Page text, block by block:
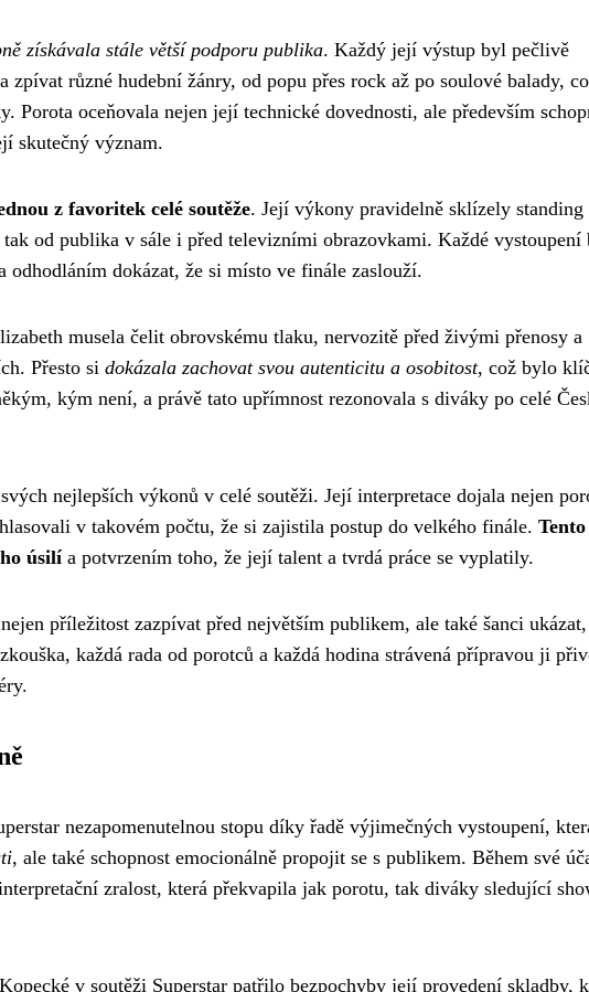
získávala stále větší podporu publika. Každý její výstup byl pečlivě
zpívat různé hudební žánry, od popu přes rock až po soulové balady,
Porota oceňovala nejen její technické dovednosti, ale především
skutečný význam.
z favoritek celé soutěže. Její výkony pravidelně sklízely standing
od publika v sále i před televizními obrazovkami. Každé vystoupení
dokázat, že si místo ve finále zaslouží.
musela čelit obrovskému tlaku, nervozitě před živými přenosy a
Přesto si dokázala zachovat svou autenticitu a osobitost, což bylo
kým není, a právě tato upřímnost rezonovala s diváky po celé
nejlepších výkonů v celé soutěži. Její interpretace dojala nejen
v takovém počtu, že si zajistila postup do velkého finále. Tento
úsilía potvrzením toho, že její talent a tvrdá práce se vyplatily.
příležitost zazpívat před největším publikem, ale také šanci
každá rada od porotců a každá hodina strávená přípravou ji
nezapomenutelnou stopu díky řadě výjimečných vystoupení,
, ale také schopnost emocionálně propojit se s publikem. Během své
zralost, která překvapila jak porotu, tak diváky sledující
v soutěži Superstar patřilo bezpochyby její provedení skladby,